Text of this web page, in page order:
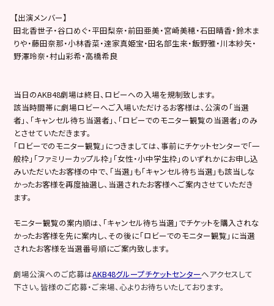
【出演メンバー】
田北香世子・谷口めぐ・平田梨奈・前田亜美・宮崎美穂・石田晴香・鈴木ま
りや・藤田奈那・小林香菜・達家真姫宝・田名部生来・飯野雅・川本紗矢・
野澤玲奈・村山彩希・高橋希良
当日のAKB48劇場は終日、ロビーへの入場を規制致します。
該当時間帯に劇場ロビーへご入場いただけるお客様は、公演の「当選
者」、「キャンセル待ち当選者」、「ロビーでのモニター観覧の当選者」のみ
とさせていただきます。
「ロビーでのモニター観覧」につきましては、事前にチケットセンターで「一
般枠」「ファミリーカップル枠」「女性・小中学生枠」のいずれかにお申し込
みいただいたお客様の中で、「当選」も「キャンセル待ち当選」も該当しな
かったお客様を再度抽選し、当選されたお客様へご案内させていただき
ます。
モニター観覧の案内順は、「キャンセル待ち当選」でチケットを購入されな
かったお客様を先に案内し、その後に「ロビーでのモニター観覧」に当選
されたお客様を当選番号順にご案内致します。
劇場公演へのご応募はAKB48グループチケットセンターへアクセスして
下さい。皆様のご応募・ご来場、心よりお待ちいたしております。